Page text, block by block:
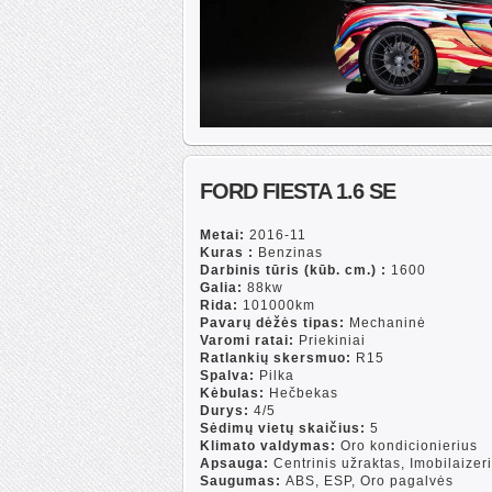
FORD FIESTA 1.6 SE
Metai: 2016-11
Kuras : Benzinas
Darbinis tūris (kūb. cm.) : 1600
Galia: 88kw
Rida: 101000km
Pavarų dėžės tipas: Mechaninė
Varomi ratai: Priekiniai
Ratlankių skersmuo: R15
Spalva: Pilka
Kėbulas: Hečbekas
Durys: 4/5
Sėdimų vietų skaičius: 5
Klimato valdymas: Oro kondicionierius
Apsauga: Centrinis užraktas,
Saugumas: ABS, ESP, Oro pagalvės